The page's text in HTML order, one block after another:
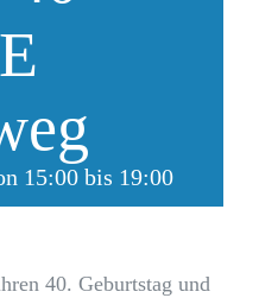
15:00 bis 19:00
40. Geburtstag und